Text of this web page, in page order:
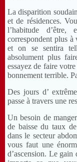
La disparition
et de résidences.
l’habitude
correspondent plus
et on se sentira
absolument plus
essayez de faire
bonnement terrible.
Des jours d’
passe à travers une
Un besoin de
de baisse du taux
dans le secteur
vous faut une
d’ascension. Le gain